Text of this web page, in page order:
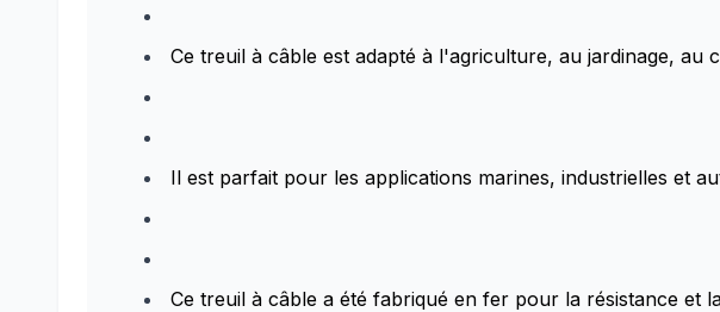
Ce treuil à câble est adapté à l'agriculture, au jardinage, au
Il est parfait pour les applications marines, industrielles et
Ce treuil à câble a été fabriqué en fer pour la résistance et